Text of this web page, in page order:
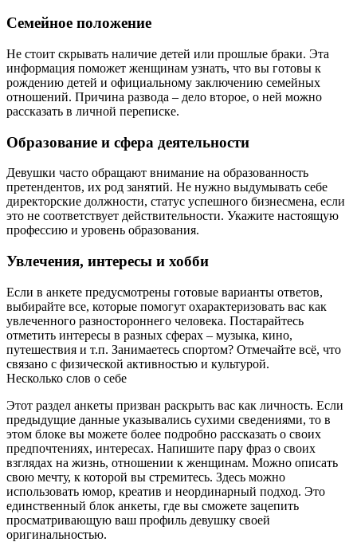
Семейное положение
Не стоит скрывать наличие детей или прошлые браки. Эта
информация поможет женщинам узнать, что вы готовы к
рождению детей и официальному заключению семейных
отношений. Причина развода – дело второе, о ней можно
рассказать в личной переписке.
Образование и сфера деятельности
Девушки часто обращают внимание на образованность
претендентов, их род занятий. Не нужно выдумывать себе
директорские должности, статус успешного бизнесмена, если
это не соответствует действительности. Укажите настоящую
профессию и уровень образования.
Увлечения, интересы и хобби
Если в анкете предусмотрены готовые варианты ответов,
выбирайте все, которые помогут охарактеризовать вас как
увлеченного разностороннего человека. Постарайтесь
отметить интересы в разных сферах – музыка, кино,
путешествия и т.п. Занимаетесь спортом? Отмечайте всё, что
связано с физической активностью и культурой.
Несколько слов о себе
Этот раздел анкеты призван раскрыть вас как личность. Если
предыдущие данные указывались сухими сведениями, то в
этом блоке вы можете более подробно рассказать о своих
предпочтениях, интересах. Напишите пару фраз о своих
взглядах на жизнь, отношении к женщинам. Можно описать
свою мечту, к которой вы стремитесь. Здесь можно
использовать юмор, креатив и неординарный подход. Это
единственный блок анкеты, где вы сможете зацепить
просматривающую ваш профиль девушку своей
оригинальностью.